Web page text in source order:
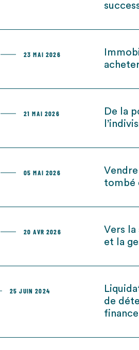
23 MAI 2026
21 MAI 2026
De la
05 MAI 2026
tombé
20 AVR 2026
Vers
et la
25 JUIN 2024
de